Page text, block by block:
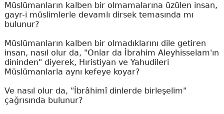
Müslümanların kalben bir olmamalarına üzülen insan,
gayr-i müslimlerle devamlı dirsek temasında mı
bulunur?
Müslümanların kalben bir olmadıklarını dile getiren
insan, nasıl olur da, "Onlar da İbrahim Aleyhisselam'ın
dininden" diyerek, Hıristiyan ve Yahudileri
Müslümanlarla aynı kefeye koyar?
Ve nasıl olur da, "İbrâhimî dinlerde birleşelim"
çağrısında bulunur?